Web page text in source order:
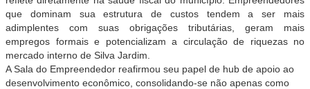
que dominam sua estrutura de custos tendem a ser mais
adimplentes com suas obrigações tributárias, geram mais
empregos formais e potencializam a circulação de riquezas no
mercado interno de Silva Jardim.
A Sala do Empreendedor reafirmou seu papel de hub de apoio ao
desenvolvimento econômico, consolidando-se não apenas como